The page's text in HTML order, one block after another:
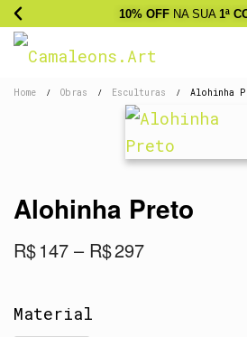
10% OFF NA SUA 1ª
Home / Obras / Esculturas / Alohinha
Alohinha Preto
R$147 – R$297
Material